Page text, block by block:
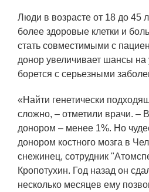
Программы по
Обеспечение жильем
Социальная поддержка
Спорт и отдых
Санаторий-
Высокая социальная
ВНИИТФ
Территория здоровья
Люди в возрасте от 18 до 45
более здоровые клетки и
стать совместимыми с
донор увеличивает шансы на
борется с серьезными
«Найти генетически
сложно, – отметили врачи. –
донором – менее 1%. Но
донором костного мозга в
снежинец, сотрудник
Кропотухин. Год назад он
несколько месяцев ему